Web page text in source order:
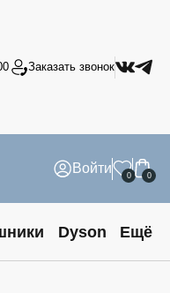
Заказать звонок
Войти 0 0
Dyson Ещё